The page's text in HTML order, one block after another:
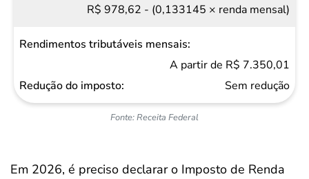
Fonte: Receita Federal
R$ 978,62 - (0,133145 × renda mensal)
A partir de R$ 7.350,01
Sem redução
Em 2026, é preciso declarar o Imposto de Renda